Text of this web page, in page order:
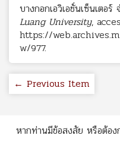
บางกอกเอวิเอชั่นเซ็นเตอร์
Luang University,
https://
w/977.
← Previous Item
หากท่านมีข้อสงสัย หรือต้อง